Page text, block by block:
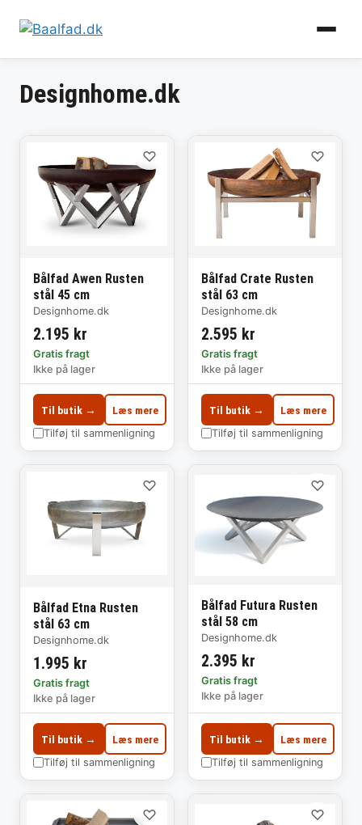
Designhome.dk
♡
Bålfad Awen Rusten
stål 45 cm
Designhome.dk
2.195 kr
Gratis fragt
Ikke på lager
Til butik → Læs mere
Tilføj til sammenligning
♡
Bålfad Crate Rusten
stål 63 cm
Designhome.dk
2.595 kr
Gratis fragt
Ikke på lager
Til butik → Læs mere
Tilføj til sammenligning
♡
Bålfad Etna Rusten
stål 63 cm
Designhome.dk
1.995 kr
Gratis fragt
Ikke på lager
Til butik → Læs mere
Tilføj til sammenligning
♡
Bålfad Futura Rusten
stål 58 cm
Designhome.dk
2.395 kr
Gratis fragt
Ikke på lager
Til butik → Læs mere
Tilføj til sammenligning
♡ ♡